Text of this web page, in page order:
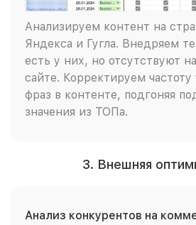
Анализируем контент на
Яндекса и Гугла. Внедряем
есть у них, но отсутствуют
сайте. Корректируем частоту
фраз в контенте, подгоняя
значения из ТОПа.
3. Внешняя
Анализ конкурентов на